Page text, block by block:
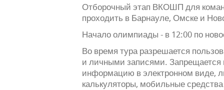
Отборочный этап ВКОШП для
проходить в Барнауле, Омске и
Начало олимпиады - в 12:00 по
Во время тура разрешается
и личными записями.
информацию в электронном виде,
калькуляторы, мобильные